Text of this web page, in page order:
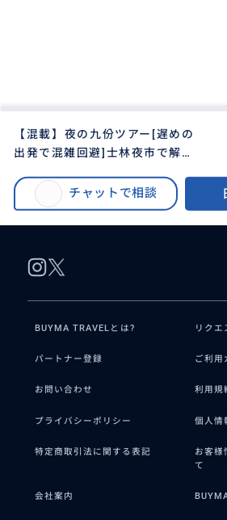
【混載】夜の九份ツアー[遅めの
出発で混雑回避]士林夜市で解散
古窓レストランのお茶セット付き
＜日本語ガイド＞
チャットで相談
夜の九份ツアー[遅めの出発で混雑回避]士林夜市
悦楼茶坊or古窓レストランのお茶
BUYMA TRAVELとは? リクエ
パートナー登録 ご利用
お問い合わせ 利用規
プライバシーポリシー 個人情
特定商取引法に関する表記
お客様
て
会社案内